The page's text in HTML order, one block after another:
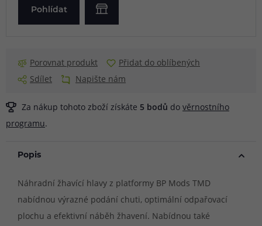
Pohlídat
Porovnat produkt
Přidat do oblíbených
Sdílet
Napište nám
Za nákup tohoto zboží získáte 5 bodů do věrnostního
programu.
Popis
Náhradní žhavící hlavy z platformy BP Mods TMD
nabídnou výrazné podání chuti, optimální odpařovací
plochu a efektivní náběh žhavení. Nabídnou také